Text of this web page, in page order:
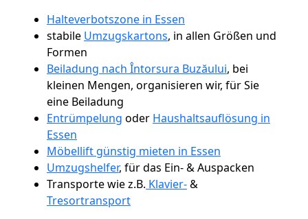
Halteverbotszone in Essen
stabile Umzugskartons, in allen Größen und
Formen
Beiladung nach Întorsura Buzăului, bei
kleinen Mengen, organisieren wir, für Sie
eine Beiladung
Entrümpelung oder Haushaltsauflösung in
Essen
Möbellift günstig mieten in Essen
Umzugshelfer, für das Ein- & Auspacken
Transporte wie z.B. Klavier-&
Tresortransport